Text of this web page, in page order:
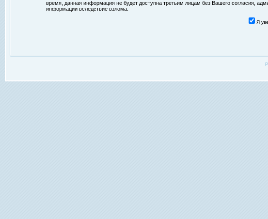
время, данная информация не будет доступна третьим лицам без Вашего согласия,
информации вследствие взлома.
Я